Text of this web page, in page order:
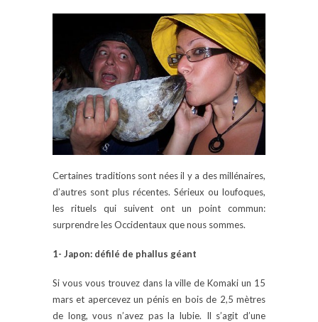
Certaines traditions sont nées il y a des millénaires,
d’autres sont plus récentes. Sérieux ou loufoques,
les rituels qui suivent ont un point commun:
surprendre les Occidentaux que nous sommes.
1- Japon: défilé de phallus géant
Si vous vous trouvez dans la ville de Komaki un 15
mars et apercevez un pénis en bois de 2,5 mètres
de long, vous n’avez pas la lubie. Il s’agit d’une